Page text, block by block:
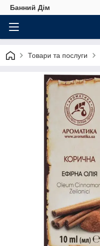
Банний Дім
Товари та послуги